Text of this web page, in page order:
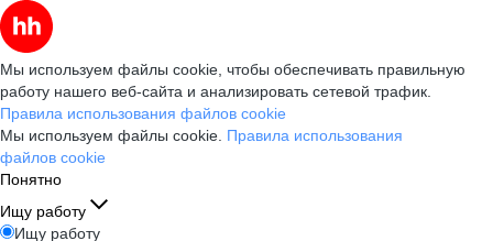
Мы используем файлы cookie, чтобы обеспечивать правильную
работу нашего веб-сайта и анализировать сетевой трафик.
Правила использования файлов cookie
Мы используем файлы cookie. Правила использования
файлов cookie
Понятно
Ищу работу
Ищу работу